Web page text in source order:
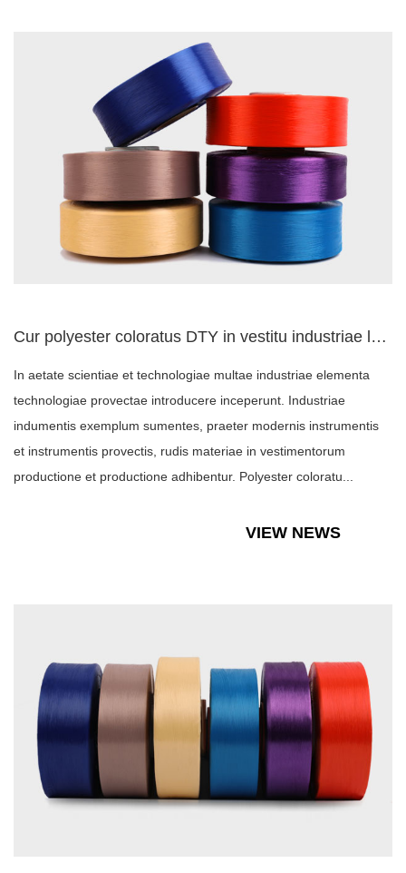
Cur polyester coloratus DTY in vestitu industriae late adhib...
In aetate scientiae et technologiae multae industriae elementa
technologiae provectae introducere inceperunt. Industriae
indumentis exemplum sumentes, praeter modernis instrumentis
et instrumentis provectis, rudis materiae in vestimentorum
productione et productione adhibentur. Polyester coloratu...
VIEW NEWS